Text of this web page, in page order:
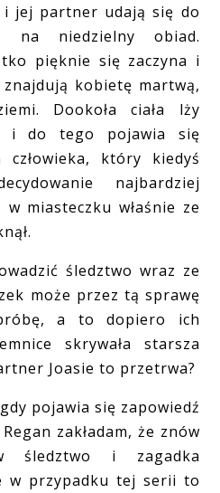
partner udają się do
na niedzielny obiad.
pięknie się zaczyna i
kobietę martwą,
Dookoła ciała lży
i do tego pojawia się
który kiedyś
najbardziej
miasteczku właśnie ze
śledztwo wraz ze
może przez tą sprawę
a to dopiero ich
skrywała starsza
Joasie to przetrwa?
pojawia się zapowiedź
zakładam, że znów
śledztwo i zagadka
w przypadku tej serii to